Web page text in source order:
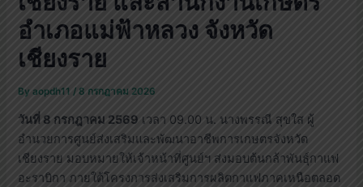
อำเภอแม่ฟ้าหลวง จังหวัด
เชียงราย
Byaopdh11/8 กรกฎาคม 2026
วันที่ 8 กรกฎาคม 2569 เวลา 09.00 น. นางพรรณี สุขใส ผู้
อำนวยการศูนย์ส่งเสริมและพัฒนาอาชีพการเกษตรจังหวัด
เชียงราย มอบหมายให้เจ้าหน้าที่ศูนย์ฯ ส่งมอบต้นกล้าพันธุ์กาแฟ
อะราบิกา ภายใต้โครงการส่งเสริมการผลิตกาแฟภาคเหนือตลอด